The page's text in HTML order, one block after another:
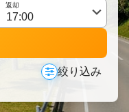
返却
絞り込み